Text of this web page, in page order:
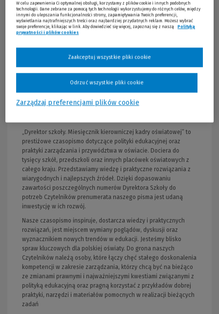
„Dyrektor szkoły. Miesięcznik kierowniczej kadry oświatowej” to
prestiżowe czasopismo dotyczące polityki edukacyjnej oraz
praktyki zarządzania i przywództwa w oświacie. Dociera do
tysięcy szkół, przedszkoli oraz innych placówek oświatowych z
całego kraju. Przedstawiamy wiedzę i praktyczne rozwiązania z
wiarygodnych i najlepszych źródeł. Dzięki dopasowaniu
zawartości poszczególnych numerów Dyrektora Szkoły do
potrzeb Czytelników prenumerata naszego pisma jest udaną
inwestycję w ich rozwój.
Nasze czasopismo inspiruje, dostarcza wiedzy i praktycznych
rozwiązań, jest miejscem wymiany poglądów, dyskusji oraz
wyznacznikiem nowych trendów w edukacji. Jesteśmy blisko
spraw kluczowych dla polskiej oświaty. Do grona naszych
Czytelników należą osoby, które łączy chęć stałego doskonalenia
kompetencji w zakresie zarządzania, którzy chcą być na bieżąco
ze zmianami prawnymi i najważniejszymi kwestiami związanymi z
polityką edukacyjną oraz pragną korzystać z przykładów dobrej
praktyki, narzędzi i materiałów pomocnych w realizacji bieżących
zadań
W celu zapewnienia Ci optymalnej obsługi, korzystamy z plików cookie i innych podobnych
technologii. Dane zebrane za pomocą tych technologii wykorzystujemy do różnych celów, między
innymi do ulepszania funkcjonalności strony, zapamiętywania Twoich preferencji,
wyświetlania najtrafniejszych treści oraz najbardziej przydatnych reklam. Możesz wybrać
swoje preferencje, klikając w link. Aby dowiedzieć się więcej, zapoznaj się z naszą
Polityką
prywatności i plików cookies
Zarządzaj preferencjami plików cookie
Odrzuć wszystkie pliki cookie
Zaakceptuj wszystkie pliki cookie